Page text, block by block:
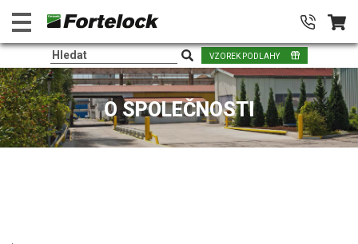
VZOREK PODLAHY
O SPOLEČNOSTI